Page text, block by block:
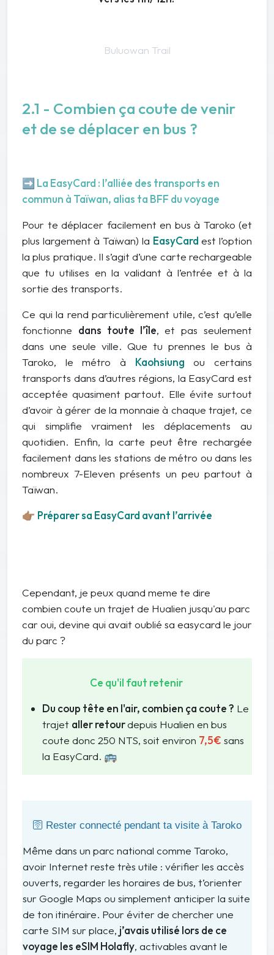
Buluowan Trail
2.1 - Combien ça coute de venir
et de se déplacer en bus ?
➡️ La EasyCard : l’alliée des transports en
commun à Taïwan, alias ta BFF du voyage
Pour te déplacer facilement en bus à Taroko (et
plus largement à Taïwan) la EasyCard est l’option
la plus pratique. Il s’agit d’une carte rechargeable
que tu utilises en la validant à l’entrée et à la
sortie des transports.
Ce qui la rend particulièrement utile, c’est qu’elle
fonctionne dans toute l’île, et pas seulement
dans une seule ville. Que tu prennes le bus à
Taroko, le métro à Kaohsiung ou certains
transports dans d’autres régions, la EasyCard est
acceptée quasiment partout. Elle évite surtout
d’avoir à gérer de la monnaie à chaque trajet, ce
qui simplifie vraiment les déplacements au
quotidien. Enfin, la carte peut être rechargée
facilement dans les stations de métro ou dans les
nombreux 7-Eleven présents un peu partout à
Taïwan.
👉🏽 Préparer sa EasyCard avant l’arrivée
Cependant, je peux quand meme te dire
combien coute un trajet de Hualien jusqu'au parc
car oui, devine qui avait oublié sa easycard le jour
du parc ?
Ce qu'il faut retenir
Du coup tête en l'air, combien ça coute ? Le
trajet aller retourdepuis Hualien en bus
coute donc 250 NTS, soit environ 7,5€ sans
la EasyCard. 🚌
🛜 Rester connecté pendant ta visite à Taroko
Même dans un parc national comme Taroko,
avoir Internet reste très utile : vérifier les accès
ouverts, regarder les horaires de bus, t’orienter
sur Google Maps ou simplement anticiper la suite
de ton itinéraire. Pour éviter de chercher une
carte SIM sur place, j’avais utilisé lors de ce
voyage les eSIM Holafly, activables avant le